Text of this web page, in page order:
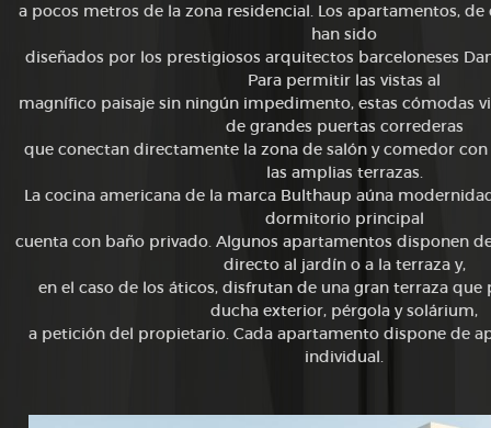
a pocos metros de la zona residencial. Los apartamentos,
han sido
diseñados por los prestigiosos arquitectos barceloneses
Para permitir las vistas al
magnífico paisaje sin ningún impedimento, estas cómodas
de grandes puertas correderas
que conectan directamente la zona de salón y comedor con
las amplias terrazas.
La cocina americana de la marca Bulthaup aúna
dormitorio principal
cuenta con baño privado. Algunos apartamentos disponen
directo al jardín o a la terraza y,
en el caso de los áticos, disfrutan de una gran terraza que
ducha exterior, pérgola y solárium,
a petición del propietario. Cada apartamento dispone de
individual.